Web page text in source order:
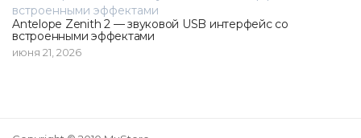
Antelope Zenith 2 — звуковой USB интерфейс со
встроенными эффектами
июня 21, 2026